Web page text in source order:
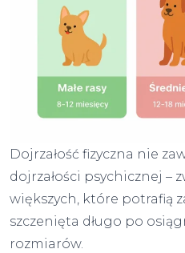
Dojrzałość fizyczna nie
dojrzałości psychicznej –
większych, które potrafią
szczenięta długo po
rozmiarów.